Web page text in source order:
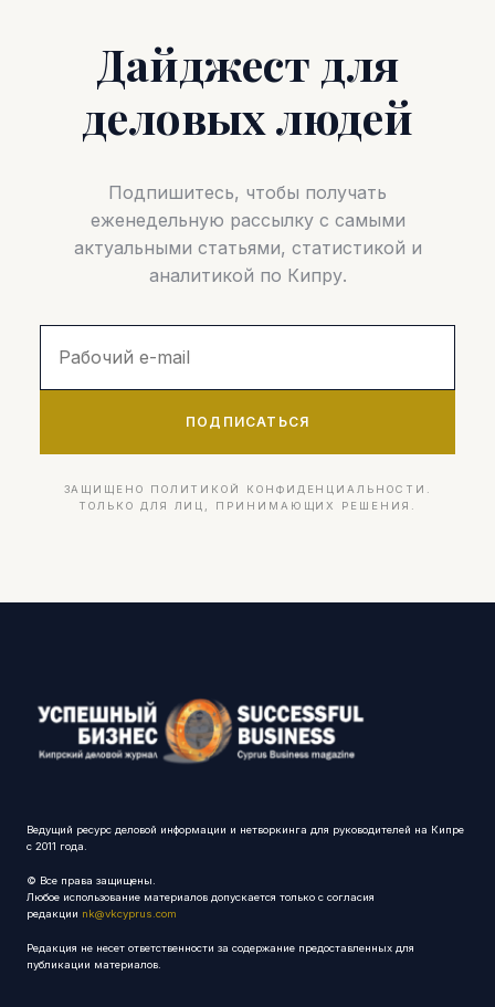
Дайджест для
деловых людей
Подпишитесь, чтобы получать
еженедельную рассылку с самыми
актуальными статьями, статистикой и
аналитикой по Кипру.
ПОДПИСАТЬСЯ
ЗАЩИЩЕНО ПОЛИТИКОЙ КОНФИДЕНЦИАЛЬНОСТИ.
ТОЛЬКО ДЛЯ ЛИЦ, ПРИНИМАЮЩИХ РЕШЕНИЯ.
Ведущий ресурс деловой информации и нетворкинга для руководителей на Кипре
с 2011 года.
© Все права защищены.
Любое использование материалов допускается только с согласия
редакции nk@vkcyprus.com
Редакция не несет ответственности за содержание предоставленных для
публикации материалов.